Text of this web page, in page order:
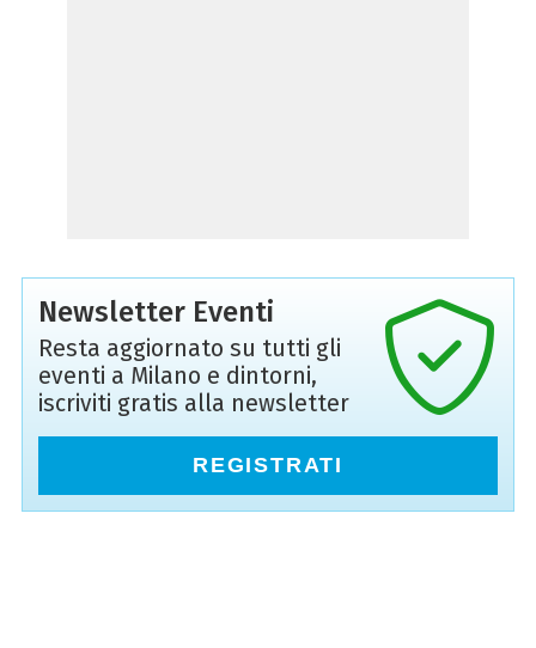
Newsletter Eventi
Resta aggiornato su tutti gli
eventi a Milano e dintorni,
iscriviti gratis alla newsletter
REGISTRATI